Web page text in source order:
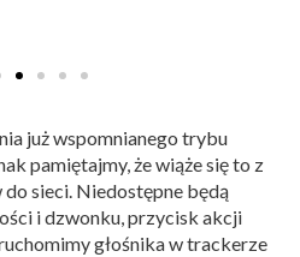
już wspomnianego trybu
pamiętajmy, że wiąże się to z
sieci. Niedostępne będą
i dzwonku, przycisk akcji
głośnika w trackerze